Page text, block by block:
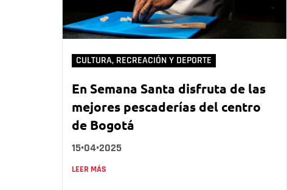
CULTURA, RECREACIÓN Y DEPORTE
En Semana Santa disfruta de las
mejores pescaderías del centro
de Bogotá
15•04•2025
LEER MÁS